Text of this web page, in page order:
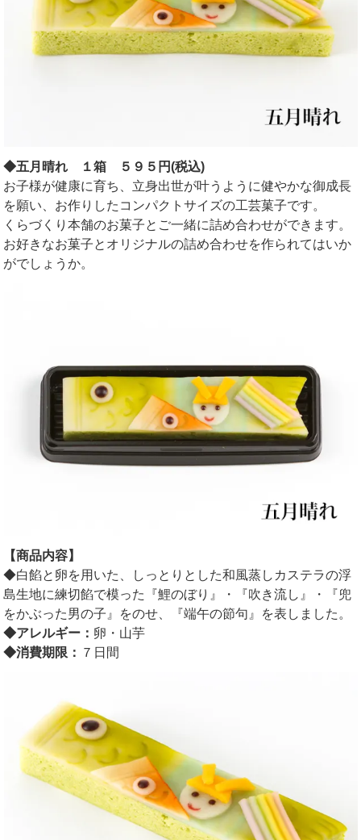
◆五月晴れ １箱 ５９５円(税込)
お子様が健康に育ち、立身出世が叶うように健やかな御成長
を願い、お作りしたコンパクトサイズの工芸菓子です。
くらづくり本舗のお菓子とご一緒に詰め合わせができます。
お好きなお菓子とオリジナルの詰め合わせを作られてはいか
がでしょうか。
【商品内容】
◆白餡と卵を用いた、しっとりとした和風蒸しカステラの浮
島生地に練切餡で模った『鯉のぼり』・『吹き流し』・『兜
をかぶった男の子』をのせ、『端午の節句』を表しました。
◆アレルギー： 卵・山芋
◆消費期限： ７日間